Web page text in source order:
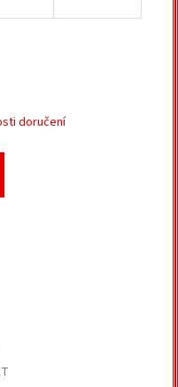
doručení